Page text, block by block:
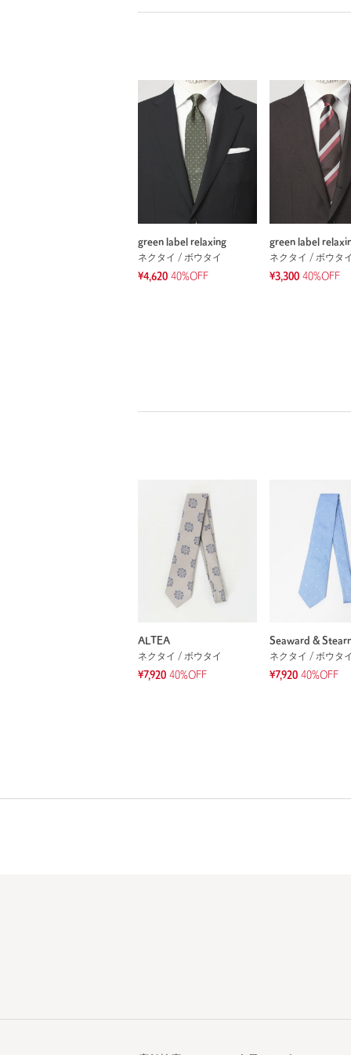
green label relaxing
ネクタイ / ボウタイ
¥4,620 40%OFF
green label
ネクタイ / ボウタ
¥3,300 40%OFF
ALTEA
ネクタイ / ボウタイ
¥7,920 40%OFF
Seaward &
ネクタイ / ボウタ
¥7,920 40%OFF